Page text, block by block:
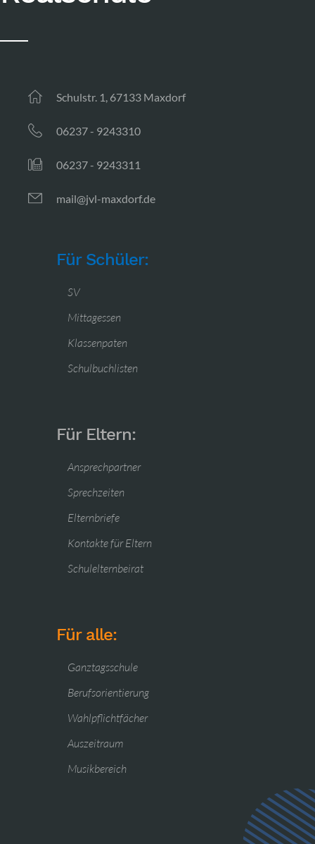
Schulstr. 1, 67133 Maxdorf
06237 - 9243310
06237 - 9243311
mail@jvl-maxdorf.de
Für Schüler:
SV
Mittagessen
Klassenpaten
Schulbuchlisten
Für Eltern:
Ansprechpartner
Sprechzeiten
Elternbriefe
Kontakte für Eltern
Schulelternbeirat
Für alle:
Ganztagsschule
Berufsorientierung
Wahlpflichtfächer
Auszeitraum
Musikbereich